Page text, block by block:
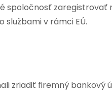
spoločnosť zaregistrovať
v rámci EÚ.
zriadiť firemný